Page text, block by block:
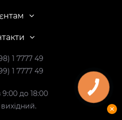
1 7777 49
1 7777 49
до 18:00